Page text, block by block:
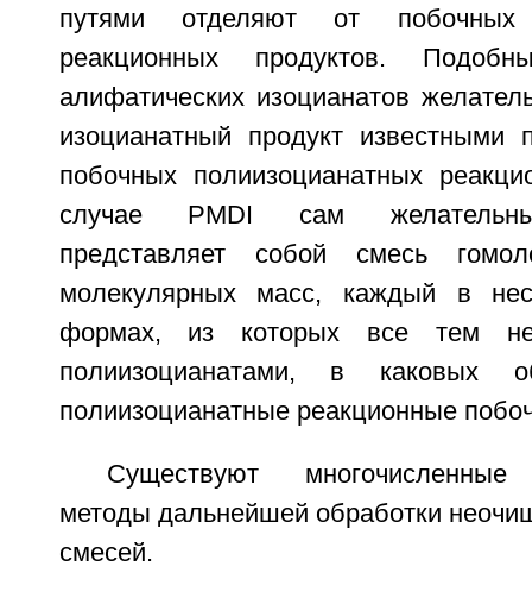
путями отделяют от побочных
реакционных продуктов.
алифатических изоцианатов
изоцианатный продукт известными
побочных полиизоцианатных
случае PMDI сам
представляет собой смесь
молекулярных масс, каждый в
формах, из которых все тем
полиизоцианатами, в каковых
полиизоцианатные реакционные
Существуют многочисленные
методы дальнейшей обработки
смесей.